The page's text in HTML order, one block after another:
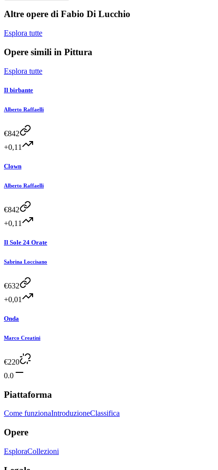
Altre opere di Fabio Di Lucchio
Esplora tutte
Opere simili in Pittura
Esplora tutte
Il birbante
Alberto Raffaelli
€842
+0,11
Clown
Alberto Raffaelli
€842
+0,11
Il Sole 24 Orate
Sabrina Loccisano
€632
+0,01
Onda
Marco Creatini
€220
0.0
Piattaforma
Come funzionaIntroduzioneClassifica
Opere
EsploraCollezioni